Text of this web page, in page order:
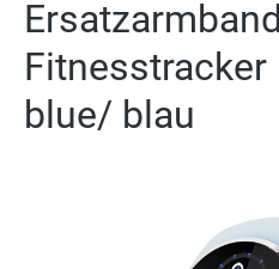
Fitnesstracker
blue/ blau